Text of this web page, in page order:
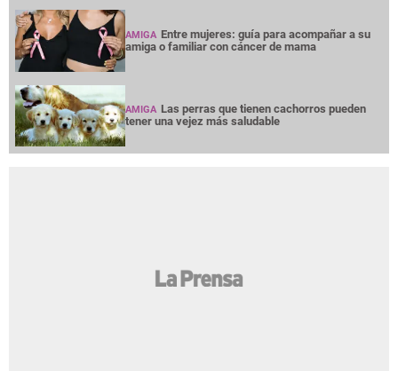
AMIGA Entre mujeres: guía para acompañar a su
amiga o familiar con cáncer de mama
AMIGA Las perras que tienen cachorros pueden
tener una vejez más saludable